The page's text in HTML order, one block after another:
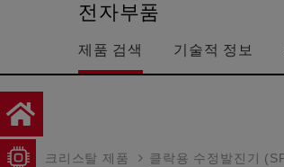
移
動
전자부품
제품 검색 기술적 정보
크리스탈 제품 클락용 수정발진기